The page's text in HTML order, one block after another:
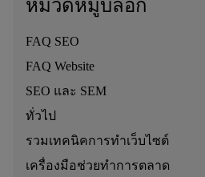
หมวดหมู่บล็อก
FAQ SEO
FAQ Website
SEO และ SEM
ทั่วไป
รวมเทคนิคการทำเว็บไซต์
เครื่องมือช่วยทำการตลาด